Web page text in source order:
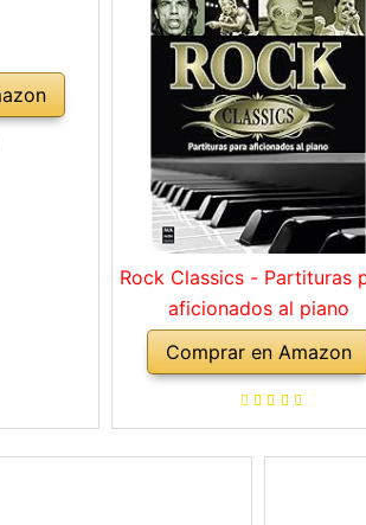
Rock Classics - Partituras
aficionados al piano
Comprar en Amazon